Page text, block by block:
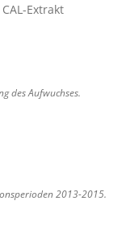
Extrakt
des Aufwuchses.
2013-2015.